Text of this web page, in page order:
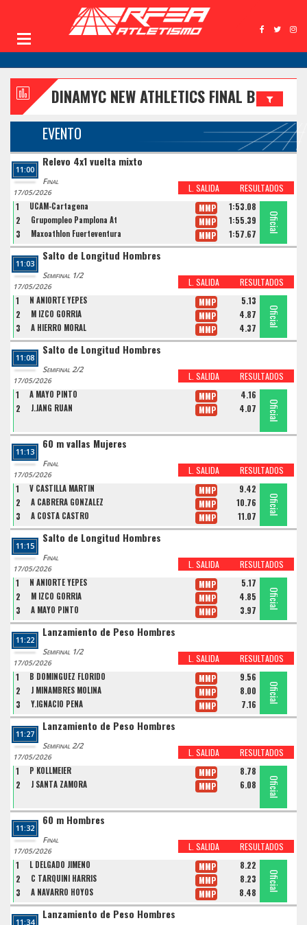
DINAMYC NEW ATHLETICS FINAL B
EVENTO
11:00
Relevo 4x1 vuelta mixto
Final
L. SALIDA RESULTADOS
17/05/2026
1 UCAM-Cartagena 1:53.08
MMP
Oficial
2 Grupompleo Pamplona At 1:55.39
MMP Oficial
3 Maxoathlon Fuerteventura 1:57.67
MMP
Oficial
11:03
Salto de Longitud Hombres
Semifinal 1/2
L. SALIDA RESULTADOS
17/05/2026
1 N ANIORTE YEPES 5.13
MMP
Oficial
2 M IZCO GORRIA 4.87
MMP Oficial
3 A HIERRO MORAL 4.37
MMP
Oficial
11:08
Salto de Longitud Hombres
Semifinal 2/2
L. SALIDA RESULTADOS
17/05/2026
1 A MAYO PINTO 4.16
MMP
Oficial
2 J.JANG RUAN 4.07
MMP Oficial
11:13
60 m vallas Mujeres
Final
L. SALIDA RESULTADOS
17/05/2026
1 V CASTILLA MARTIN 9.42
MMP
Oficial
2 A CABRERA GONZALEZ 10.76
MMP Oficial
3 A COSTA CASTRO 11.07
MMP
Oficial
11:15
Salto de Longitud Hombres
Final
L. SALIDA RESULTADOS
17/05/2026
1 N ANIORTE YEPES 5.17
MMP
Oficial
2 M IZCO GORRIA 4.85
MMP Oficial
3 A MAYO PINTO 3.97
MMP
Oficial
11:22
Lanzamiento de Peso Hombres
Semifinal 1/2
L. SALIDA RESULTADOS
17/05/2026
1 B DOMINGUEZ FLORIDO 9.56
MMP
Oficial
2 J MIÑAMBRES MOLINA 8.00
MMP Oficial
3 Y.IGNACIO PENA 7.16
MMP
Oficial
11:27
Lanzamiento de Peso Hombres
Semifinal 2/2
L. SALIDA RESULTADOS
17/05/2026
1 P KOLLMEIER 8.78
MMP
Oficial
2 J SANTA ZAMORA 6.08
MMP Oficial
11:32
60 m Hombres
Final
L. SALIDA RESULTADOS
17/05/2026
1 L DELGADO JIMENO 8.22
MMP
Oficial
2 C TARQUINI HARRIS 8.23
MMP Oficial
3 A NAVARRO HOYOS 8.48
MMP
Oficial
11:34
Lanzamiento de Peso Hombres